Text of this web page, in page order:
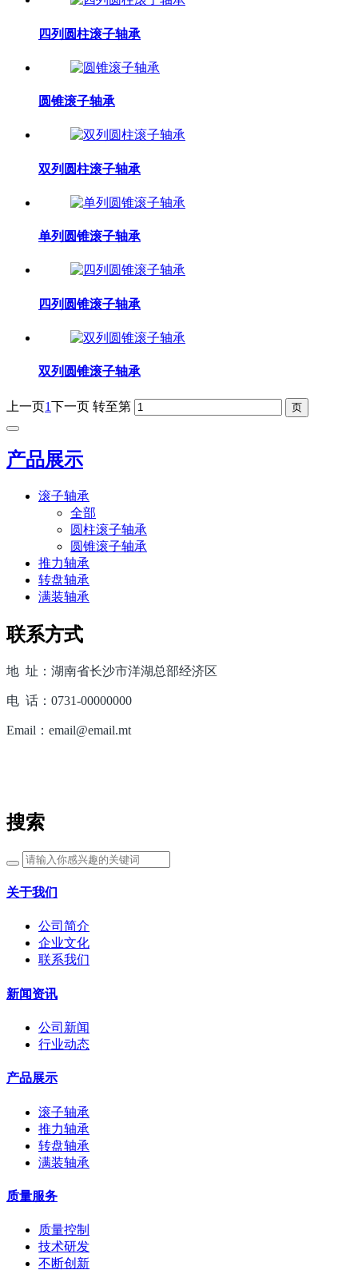
四列圆柱滚子轴承
圆锥滚子轴承
双列圆柱滚子轴承
单列圆锥滚子轴承
四列圆锥滚子轴承
双列圆锥滚子轴承
上一页1下一页 转至第
产品展示
滚子轴承
全部
圆柱滚子轴承
圆锥滚子轴承
推力轴承
转盘轴承
满装轴承
联系方式
地 址：湖南省长沙市洋湖总部经济区
电 话：0731-00000000
Email：email@email.mt
搜索
关于我们
公司简介
企业文化
联系我们
新闻资讯
公司新闻
行业动态
产品展示
滚子轴承
推力轴承
转盘轴承
满装轴承
质量服务
质量控制
技术研发
不断创新